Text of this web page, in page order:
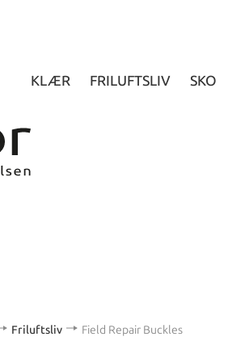
KLÆR FRILUFTSLIV SKO
Friluftsliv Field Repair Buckles